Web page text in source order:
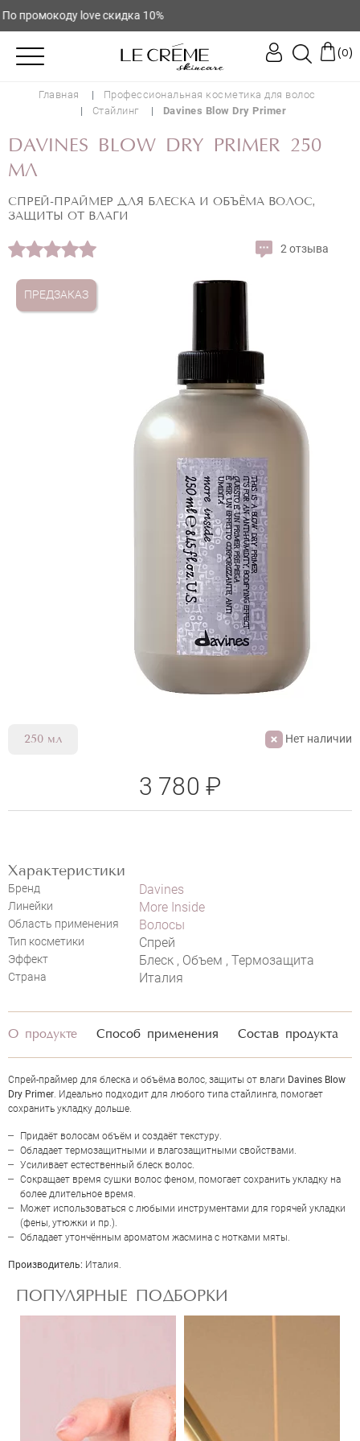
love скидка 10%
(0)
Главная
Профессиональная косметика для волос
Стайлинг
Davines Blow Dry Primer
DAVINES BLOW DRY PRIMER 250
МЛ
СПРЕЙ-ПРАЙМЕР ДЛЯ БЛЕСКА И ОБЪЁМА ВОЛОС,
ЗАЩИТЫ ОТ ВЛАГИ
2 отзыва
ПРЕДЗАКАЗ
DAVINES BLOW DRY PRIMER
250 мл Нет наличии
Характеристики
Бренд Davines
Линейки More Inside
Область применения Волосы
Тип косметики Спрей
Эффект Блеск , Объем , Термозащита
Страна Италия
3 780 ₽
ОЦЕНКА
Отправить
О продукте Способ применения Состав продукта
Спрей-праймер для блеска и объёма волос, защиты от влаги Davines Blow
Dry Primer. Идеально подходит для любого типа стайлинга, помогает
сохранить укладку дольше.
Придаёт волосам объём и создаёт текстуру.
Обладает термозащитными и влагозащитными свойствами.
Усиливает естественный блеск волос.
Сокращает время сушки волос феном, помогает сохранить укладку на
более длительное время.
Может использоваться с любыми инструментами для горячей укладки
(фены, утюжки и пр.).
Обладает утончённым ароматом жасмина с нотками мяты.
Производитель: Италия.
ПОПУЛЯРНЫЕ ПОДБОРКИ